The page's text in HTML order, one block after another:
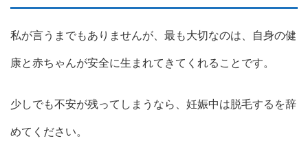
私が言うまでもありませんが、最も大切なのは、自身の健
康と赤ちゃんが安全に生まれてきてくれることです。
少しでも不安が残ってしまうなら、妊娠中は脱毛するを辞
めてください。